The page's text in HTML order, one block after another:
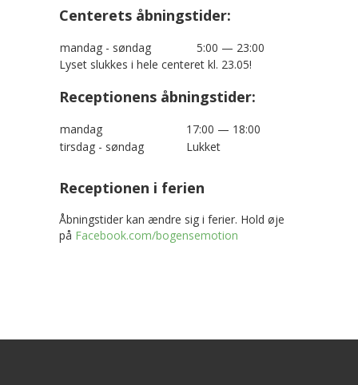
Centerets åbningstider:
mandag - søndag
5:00 — 23:00
Lyset slukkes i hele centeret kl. 23.05!
Receptionens åbningstider:
mandag
17:00 — 18:00
tirsdag - søndag
Lukket
Receptionen i ferien
Åbningstider kan ændre sig i ferier. Hold øje
på Facebook.com/bogensemotion